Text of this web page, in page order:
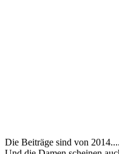
Die Beiträge sind von 2014....